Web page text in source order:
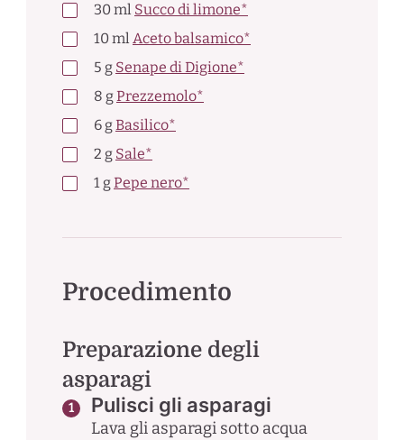
30ml Succo di limone*
10mlAceto balsamico*
5 g Senape di Digione*
8 gPrezzemolo*
6 gBasilico*
2 g Sale*
1 gPepe nero*
Procedimento
Preparazione degli
asparagi
Pulisci gli asparagi
Lava gli asparagi sotto acqua